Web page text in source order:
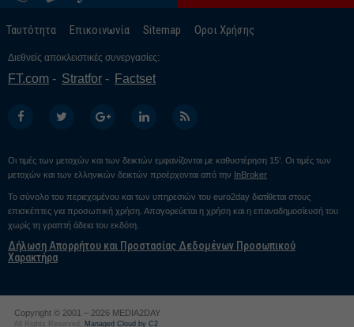
Ταυτότητα Επικοινωνία Sitemap Οροι Χρήσης
Διεθνείς αποκλειστικές συνεργασίες:
FT.com Stratfor Factset
Οι τιμές των μετοχών και των δεικτών εμφανίζονται με καθυστέρηση 15’. Οι τιμές των
μετοχών και των ελληνικών δεικτών προέρχονται από την InBroker
Το σύνολο του περιεχομένου και των υπηρεσιών του euro2day διατίθεται στους
επισκέπτες για προσωπική χρήση. Απαγορεύεται η χρήση και η επαναδημοσίευσή του
χωρίς τη γραπτή άδεια του εκδότη.
Δήλωση Απορρήτου και Προστασίας Δεδομένων Προσωπικού
Χαρακτήρα
Copyright © 2001 – 2026 MEDIA2DAY
All Rights Reserved. Managed Cloud by C2